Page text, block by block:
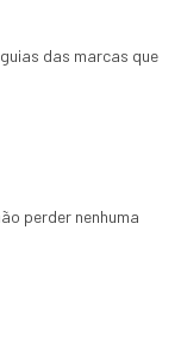
das marcas que
perder nenhuma